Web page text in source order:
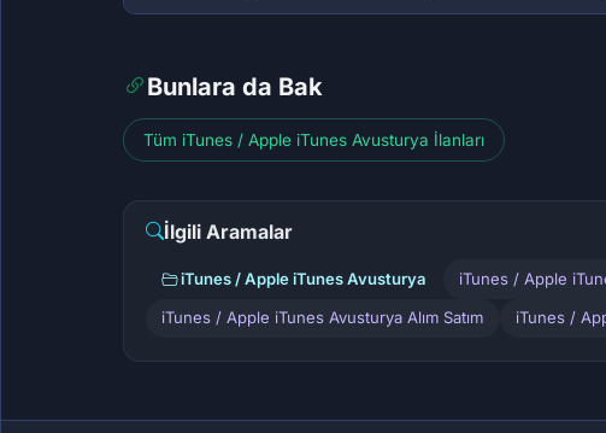
Bunlara da Bak
Tüm iTunes / Apple iTunes Avusturya İlanları
İlgili Aramalar
iTunes / Apple iTunes Avusturya iTunes / Apple
iTunes / Apple iTunes Avusturya Alım Satım iTunes /